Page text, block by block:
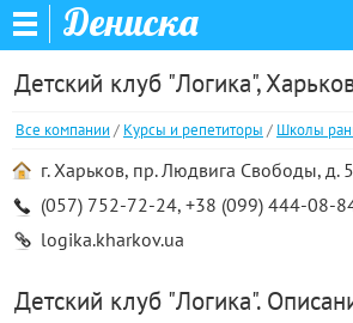
Дениска
Детский клуб "Логика",
Все компании/ Курсы и репетиторы / Школы
г. Харьков, пр. Людвига Свободы, д.
(057) 752-72-24, +38 (099) 444-08-
logika.kharkov.ua
Детский клуб "Логика".